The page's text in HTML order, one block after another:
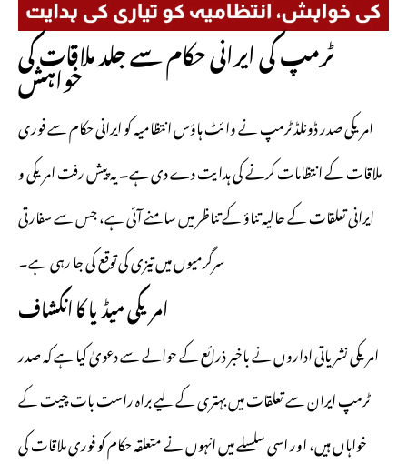
ٹرمپ کی ایرانی حکام سے جلد ملاقات کی
خواہش
امریکی صدر ڈونلڈ ٹرمپ نے وائٹ ہاؤس انتظامیہ کو ایرانی حکام سے فوری
ملاقات کے انتظامات کرنے کی ہدایت دے دی ہے۔ یہ پیش رفت امریکی و
ایرانی تعلقات کے حالیہ تناؤ کے تناظر میں سامنے آئی ہے، جس سے سفارتی
سرگرمیوں میں تیزی کی توقع کی جا رہی ہے۔
امریکی میڈیا کا انکشاف
امریکی نشریاتی اداروں نے باخبر ذرائع کے حوالے سے دعویٰ کیا ہے کہ صدر
ٹرمپ ایران سے تعلقات میں بہتری کے لیے براہ راست بات چیت کے
خواہاں ہیں، اور اسی سلسلے میں انہوں نے متعلقہ حکام کو فوری ملاقات کی